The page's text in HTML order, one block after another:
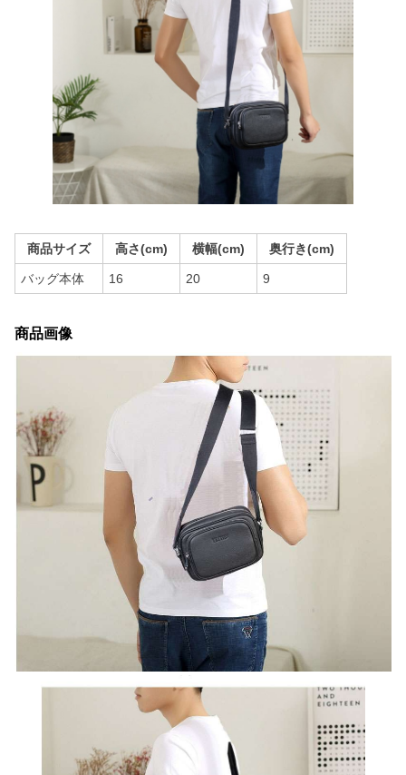
商品サイズ 高さ(cm) 横幅(cm) 奥行き(cm)
バッグ本体 16 20 9
商品画像